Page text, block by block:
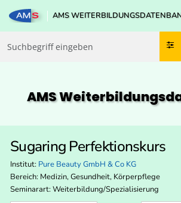
Zum
Zum
Zur
Zur
AMS
AMS
Sugaring Perfektionskurs
Institut: Pure Beauty GmbH & Co KG
Bereich: Medizin, Gesundheit, Körperpflege
Seminarart: Weiterbildung/Spezialisierung